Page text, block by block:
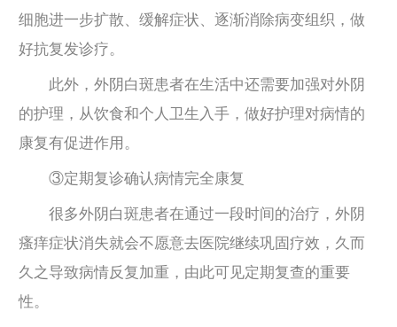
细胞进一步扩散、缓解症状、逐渐消除病变组织，做
好抗复发诊疗。
此外，外阴白斑患者在生活中还需要加强对外阴
的护理，从饮食和个人卫生入手，做好护理对病情的
康复有促进作用。
③定期复诊确认病情完全康复
很多外阴白斑患者在通过一段时间的治疗，外阴
瘙痒症状消失就会不愿意去医院继续巩固疗效，久而
久之导致病情反复加重，由此可见定期复查的重要
性。